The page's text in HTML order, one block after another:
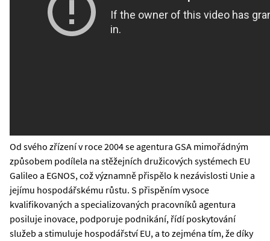
Od svého zřízení v roce 2004 se agentura GSA mimořádným
způsobem podílela na stěžejních družicových systémech EU
Galileo a EGNOS, což významně přispělo k nezávislosti Unie a
jejímu hospodářskému růstu. S přispěním vysoce
kvalifikovaných a specializovaných pracovníků agentura
posiluje inovace, podporuje podnikání, řídí poskytování
služeb a stimuluje hospodářství EU, a to zejména tím, že díky